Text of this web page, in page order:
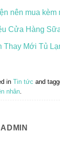
nên mua kèm
Cửa Hàng
Thay Mới Tủ
in Tin tức and
nhân
ADMIN